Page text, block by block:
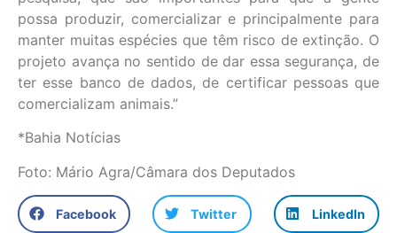
possa produzir, comercializar e principalmente para
manter muitas espécies que têm risco de extinção. O
projeto avança no sentido de dar essa segurança, de
ter esse banco de dados, de certificar pessoas que
comercializam animais.”
*Bahia Notícias
Foto: Mário Agra/Câmara dos Deputados
Facebook Twitter LinkedIn